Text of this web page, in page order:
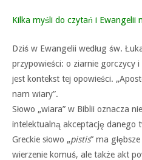
Kilka myśli do czytań i Ewangelii
Dziś w Ewangelii według św.
przypowieści: o ziarnie gorczycy
jest kontekst tej opowieści.
nam wiary”.
Słowo „wiara” w Biblii oznacza
intelektualną akceptację danego
Greckie słowo „pistis” ma
wierzenie komuś, ale także akt